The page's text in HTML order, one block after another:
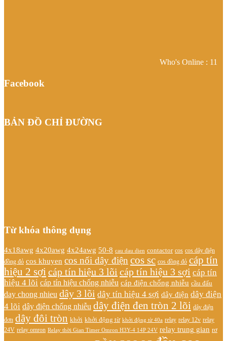
Who's Online : 11
Facebook
BẢN ĐỒ CHỈ ĐƯỜNG
Từ khóa thông dụng
4x18awg 4x20awg 4x24awg 50-8 cau dau dien contactor cos cos dây điện
đồng đỏ cos khuyen cos nối dây điện cos sc cos đồng đỏ cáp tín
hiệu 2 sợi cáp tín hiệu 3 lõi cáp tín hiệu 3 sợi cáp tín
hiệu 4 lõi cáp tín hiệu chống nhiễu cáp điện chống nhiễu cầu đấu
day chong nhieu dây 3 lõi dây tín hiệu 4 sợi dây điện dây điện
4 lõi dây điện chống nhiễu dây điện đen tròn 2 lõi dây điện
đơn dây đôi tròn khởi khởi động từ khởi động từ 40a relay relay 12v relay
24V relay omron Relay thời Gian Timer Omron H3Y-4 14P 24V relay trung gian rơ